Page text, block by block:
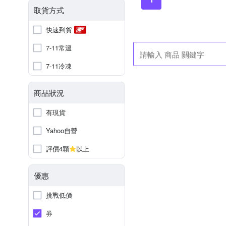
取貨方式
快速到貨
7-11常溫
7-11冷凍
商品狀況
有現貨
Yahoo自營
評價4顆
以上
優惠
挑戰低價
券